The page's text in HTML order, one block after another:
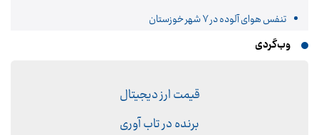
تنفس هوای آلوده در ۷ شهر خوزستان
وب‌گردی
قیمت ارز دیجیتال
برنده در تاب آوری